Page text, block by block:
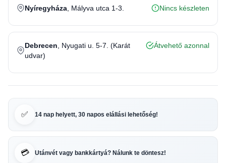
Nyíregyháza , Mályva utca 1-3. Nincs készleten
Debrecen , Nyugati u. 5-7. (Karát
udvar)
Átvehető azonnal
✅ 14 nap helyett, 30 napos elállási lehetőség!
💳 Utánvét vagy bankkártyá? Nálunk te döntesz!